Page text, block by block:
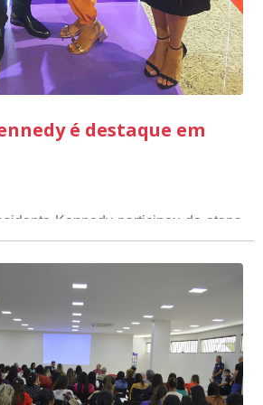
é destaque em
Kennedy participou da etapa
Prêmio Sebrae Prefeitura
visou valorizar e destacar o papel
comprometidos com o
dos municípios, a
que estimulam o empreendedorismo,
dos pequenos negócios e a
gestão pública local. O evento